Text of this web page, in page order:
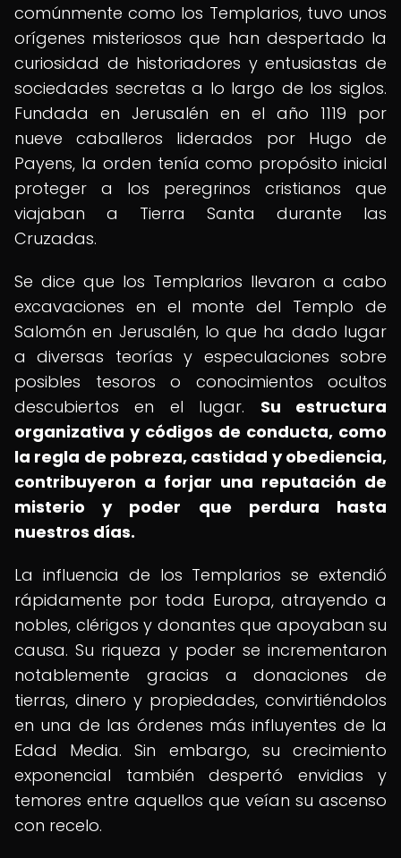
comúnmente como los Templarios, tuvo unos
orígenes misteriosos que han despertado la
curiosidad de historiadores y entusiastas de
sociedades secretas a lo largo de los siglos.
Fundada en Jerusalén en el año 1119 por
nueve caballeros liderados por Hugo de
Payens, la orden tenía como propósito inicial
proteger a los peregrinos cristianos que
viajaban a Tierra Santa durante las
Cruzadas.
Se dice que los Templarios llevaron a cabo
excavaciones en el monte del Templo de
Salomón en Jerusalén, lo que ha dado lugar
a diversas teorías y especulaciones sobre
posibles tesoros o conocimientos ocultos
descubiertos en el lugar. Su estructura
organizativa y códigos de conducta, como
la regla de pobreza, castidad y obediencia,
contribuyeron a forjar una reputación de
misterio y poder que perdura hasta
nuestros días.
La influencia de los Templarios se extendió
rápidamente por toda Europa, atrayendo a
nobles, clérigos y donantes que apoyaban su
causa. Su riqueza y poder se incrementaron
notablemente gracias a donaciones de
tierras, dinero y propiedades, convirtiéndolos
en una de las órdenes más influyentes de la
Edad Media. Sin embargo, su crecimiento
exponencial también despertó envidias y
temores entre aquellos que veían su ascenso
con recelo.